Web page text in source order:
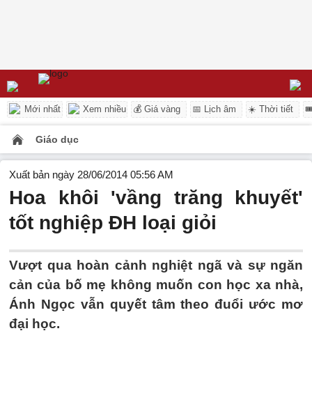
Mới nhất Xem nhiều 💰 Giá vàng 📅 Lịch âm ☀️ Thời tiết
Giáo dục
Xuất bản ngày 28/06/2014 05:56 AM
Hoa khôi 'vầng trăng khuyết'
tốt nghiệp ĐH loại giỏi
Vượt qua hoàn cảnh nghiệt ngã và sự ngăn
cản của bố mẹ không muốn con học xa nhà,
Ánh Ngọc vẫn quyết tâm theo đuổi ước mơ
đại học.